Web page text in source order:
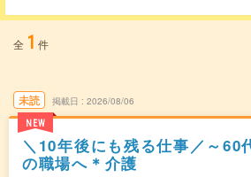
全 1 件
未読
NEW
掲載日 2026/08/06
＼10年後にも残る仕事／～60
の職場へ＊介護